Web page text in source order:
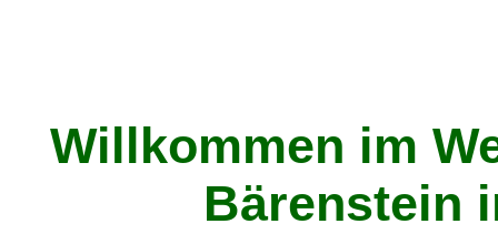
Willkommen im
Bärenstein